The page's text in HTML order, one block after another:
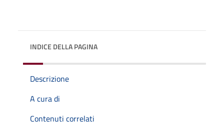
INDICE DELLA PAGINA
Descrizione
A cura di
Contenuti correlati